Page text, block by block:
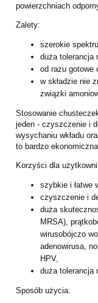
powierzchniach
Zalety:
szerokie
duża tolerancja
od razu gotowe
w składzie nie
związki
Stosowanie
jeden - czyszczenie i
wysychaniu wkładu
to bardzo
Korzyści dla
szybkie i łatwe
czyszczenie i
duża
MRSA),
wirusobójczo
adenowirusa,
HPV,
duża tolerancja
Sposób użycia: